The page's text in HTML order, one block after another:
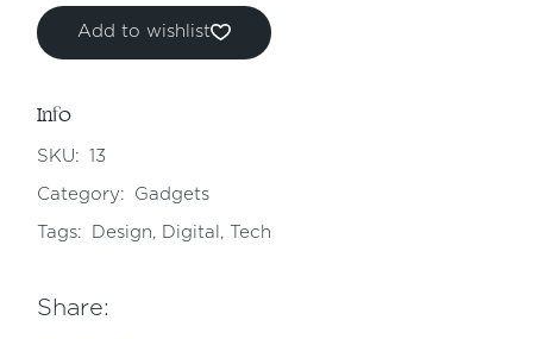
Add to wishlist
Info
SKU: 13
Category: Gadgets
Tags: Design, Digital , Tech
Share: